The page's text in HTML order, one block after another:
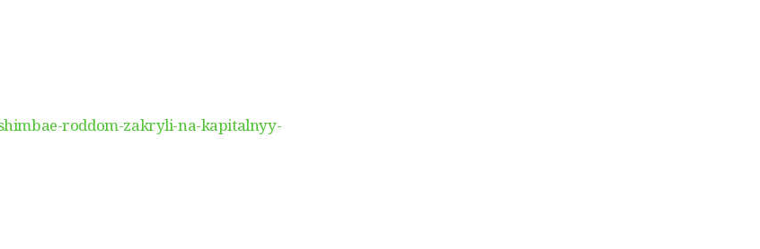
roddom-zakryli-na-kapitalnyy-